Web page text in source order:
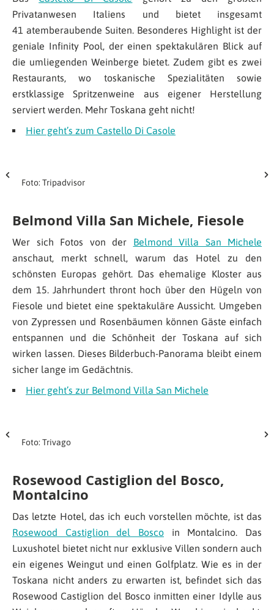
Privatanwesen Italiens und bietet insgesamt
41 atemberaubende Suiten. Besonderes Highlight ist der
geniale Infinity Pool, der einen spektakulären Blick auf
die umliegenden Weinberge bietet. Zudem gibt es zwei
Restaurants, wo toskanische Spezialitäten sowie
erstklassige Spritzenweine aus eigener Herstellung
serviert werden. Mehr Toskana geht nicht!
Hier geht’s zum Castello Di Casole
Foto: Tripadvisor
Belmond Villa San Michele, Fiesole
Wer sich Fotos von der Belmond Villa San Michele
anschaut, merkt schnell, warum das Hotel zu den
schönsten Europas gehört. Das ehemalige Kloster aus
dem 15. Jahrhundert thront hoch über den Hügeln von
Fiesole und bietet eine spektakuläre Aussicht. Umgeben
von Zypressen und Rosenbäumen können Gäste einfach
entspannen und die Schönheit der Toskana auf sich
wirken lassen. Dieses Bilderbuch-Panorama bleibt einem
sicher lange im Gedächtnis.
Hier geht’s zur Belmond Villa San Michele
Foto: Trivago
Rosewood Castiglion del Bosco,
Montalcino
Das letzte Hotel, das ich euch vorstellen möchte, ist das
Rosewood Castiglion del Bosco in Montalcino. Das
Luxushotel bietet nicht nur exklusive Villen sondern auch
ein eigenes Weingut und einen Golfplatz. Wie es in der
Toskana nicht anders zu erwarten ist, befindet sich das
Rosewood Castiglion del Bosco inmitten einer Idylle aus